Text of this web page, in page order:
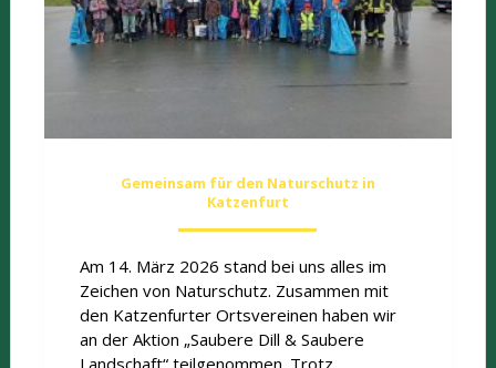
Gemeinsam für den Naturschutz in
Katzenfurt
Am 14. März 2026 stand bei uns alles im
Zeichen von Naturschutz. Zusammen mit
den Katzenfurter Ortsvereinen haben wir
an der Aktion „Saubere Dill & Saubere